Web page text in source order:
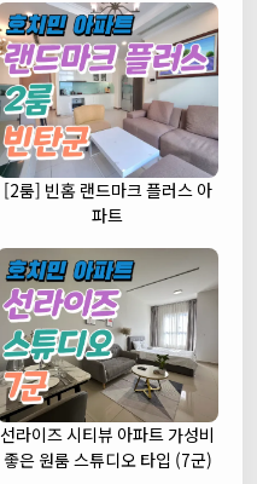
[2룸] 빈홈 랜드마크 플러스 아
파트
선라이즈 시티뷰 아파트 가성비
좋은 원룸 스튜디오 타입 (7군)